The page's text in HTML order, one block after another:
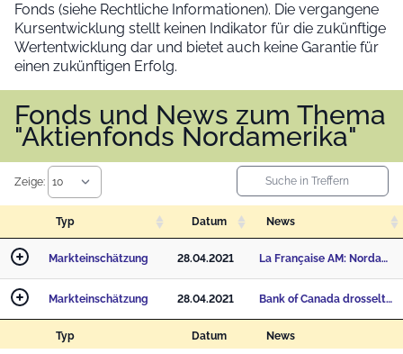
Fonds (siehe Rechtliche Informationen). Die vergangene
Kursentwicklung stellt keinen Indikator für die zukünftige
Wertentwicklung dar und bietet auch keine Garantie für
einen zukünftigen Erfolg.
Fonds und News zum Thema
"Aktienfonds Nordamerika"
Zeige:
Typ Datum News
Markteinschätzung 28.04.2021 La Française AM: Nordamerika im Fokus
Markteinschätzung 28.04.2021 Bank of Canada drosselt als erste Zentralbank
Typ Datum News